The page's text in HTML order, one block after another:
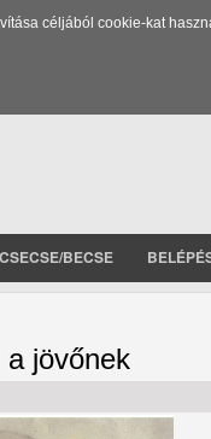
céljából cookie-kat
CSECSE/BECSE
jövőnek